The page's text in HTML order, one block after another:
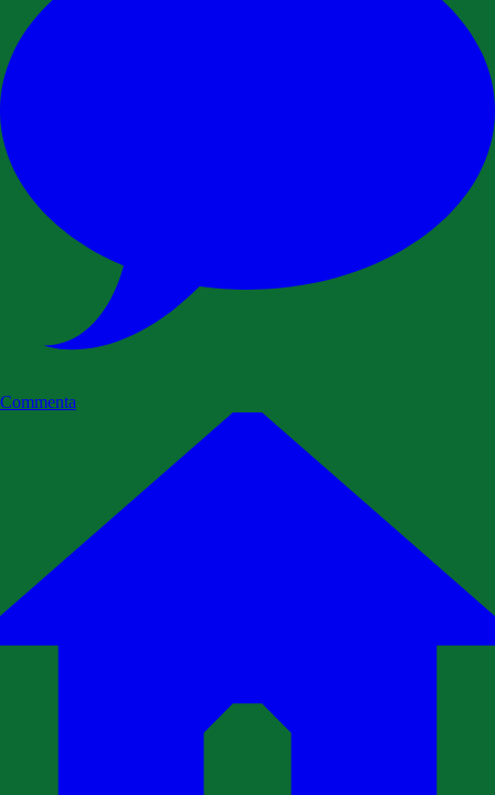
Commenta